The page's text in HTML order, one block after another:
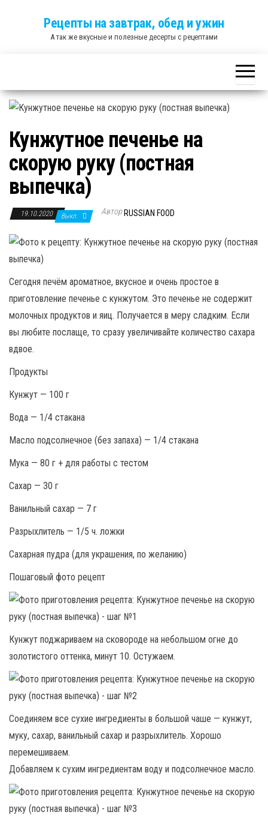
Рецепты на завтрак, обед и ужин
А так же вкусные и полезные десерты с рецептами
Кунжутное печенье на
скорую руку (постная
выпечка)
19.10.2020 Выкл. Автор RUSSIAN FOOD
Сегодня печём ароматное, вкусное и очень простое в
приготовление печенье с кунжутом. Это печенье не содержит
молочных продуктов и яиц. Получается в меру сладким. Если
вы любите послаще, то сразу увеличивайте количество сахара
вдвое.
Продукты
Кунжут — 100 г
Вода — 1/4 стакана
Масло подсолнечное (без запаха) — 1/4 стакана
Мука — 80 г + для работы с тестом
Сахар — 30 г
Ванильный сахар — 7 г
Разрыхлитель — 1/5 ч. ложки
Сахарная пудра (для украшения, по желанию)
Пошаговый фото рецепт
Кунжут поджариваем на сковороде на небольшом огне до
золотистого оттенка, минут 10. Остужаем.
Соединяем все сухие ингредиенты в большой чаше — кунжут,
муку, сахар, ванильный сахар и разрыхлитель. Хорошо
перемешиваем.
Добавляем к сухим ингредиентам воду и подсолнечное масло.